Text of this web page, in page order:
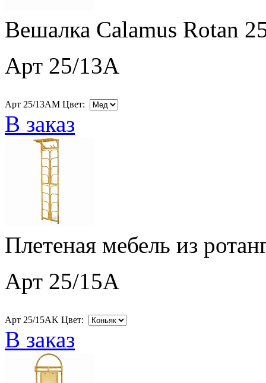
Вешалка Calamus Rotan
Арт 25/13A
Арт 25/13AM Цвет:
В заказ
Плетеная мебель из
Арт 25/15A
Арт 25/15AK Цвет:
В заказ